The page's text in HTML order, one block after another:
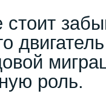
роль.